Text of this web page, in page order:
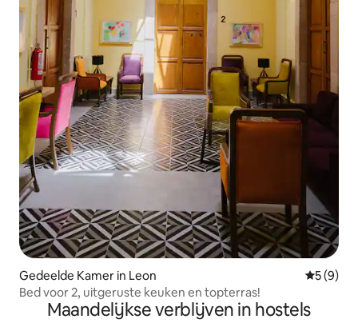
Gedeelde Kamer in Leon
5 (9)
Bed voor 2, uitgeruste keuken en topterras!
Maandelijkse verblijven in hostels